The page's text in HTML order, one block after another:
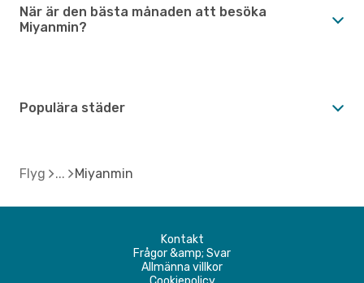
När är den bästa månaden att besöka
Miyanmin?
Populära städer
Flyg Miyanmin
Kontakt
Frågor &amp; Svar
Allmänna villkor